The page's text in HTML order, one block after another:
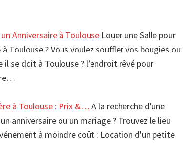
Anniversaire à Toulouse Louer une Salle pour
Toulouse ? Vous voulez souffler vos bougies ou
il se doit à Toulouse ? l’endroit rêvé pour
à Toulouse : Prix &… A la recherche d'une
anniversaire ou un mariage ? Trouvez le lieu
à moindre coût : Location d'un petite